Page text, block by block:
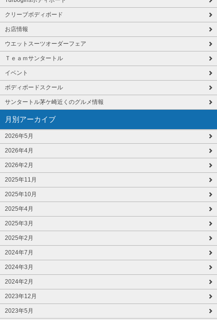
クリーブボディボード
お店情報
ウエットスーツオーダーフェア
Ｔｅａｍサンタートル
イベント
ボディボードスクール
サンタートル茅ケ崎近くのグルメ情報
月別アーカイブ
2026年5月
2026年4月
2026年2月
2025年11月
2025年10月
2025年4月
2025年3月
2025年2月
2024年7月
2024年3月
2024年2月
2023年12月
2023年5月